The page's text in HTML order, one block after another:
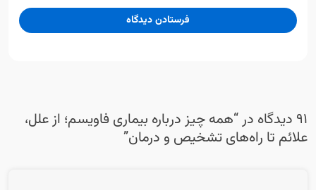
91 دیدگاه در “
همه‌ چیز درباره بیماری فاویسم؛ از علل،
علائم تا راه‌های تشخیص و درمان”